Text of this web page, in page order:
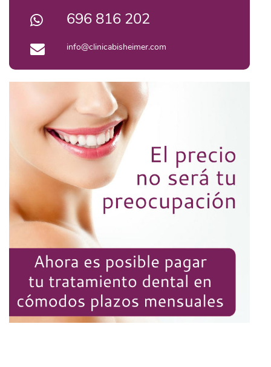
696 816 202
info@clinicabisheimer.com